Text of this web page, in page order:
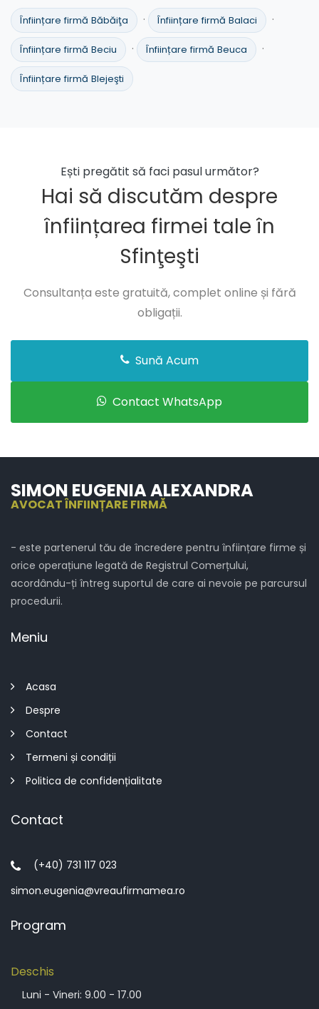
Înființare firmă Băbăiţa · Înființare firmă Balaci ·
Înființare firmă Beciu · Înființare firmă Beuca ·
Înființare firmă Blejeşti
Ești pregătit să faci pasul următor?
Hai să discutăm despre
înființarea firmei tale în
Sfinţeşti
Consultanța este gratuită, complet online și fără
obligații.
Sună Acum
Contact WhatsApp
SIMON EUGENIA ALEXANDRA
AVOCAT ÎNFIINȚARE FIRMĂ
- este partenerul tău de încredere pentru înființare firme și
orice operațiune legată de Registrul Comerțului,
acordându-ți întreg suportul de care ai nevoie pe parcursul
procedurii.
Meniu
Acasa
Despre
Contact
Termeni și condiții
Politica de confidențialitate
Contact
(+40) 731 117 023
simon.eugenia@vreaufirmamea.ro
Program
Deschis
Luni - Vineri: 9.00 - 17.00